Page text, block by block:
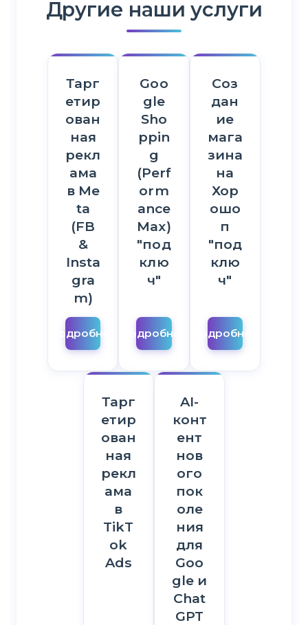
Другие наши услуги
Тарг
етир
ован
ная
рекл
ама
в Me
ta
(FB
&
Insta
gra
m)
Подробнее
Goo
gle
Sho
ppin
g
(Perf
orm
ance
Max)
"под
клю
ч"
Подробнее
Соз
дан
ие
мага
зина
на
Хор
ошо
п
"под
клю
ч"
Подробнее
Тарг
етир
ован
ная
рекл
ама
в
TikT
ok
Ads
AI-
конт
ент
нов
ого
пок
оле
ния
для
Goo
gle и
Chat
GPT